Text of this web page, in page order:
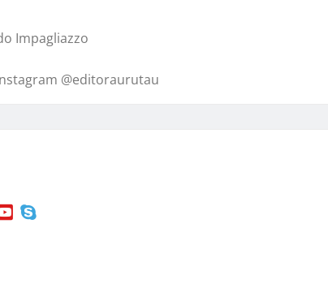
Impagliazzo
@editoraurutau